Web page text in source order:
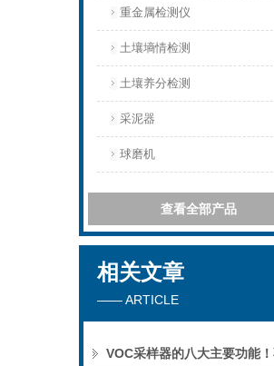
重金属检测仪
土壤墒情检测
土壤养分检测
采泥器
球磨机
查看全部产品
相关文章
—— ARTICLE